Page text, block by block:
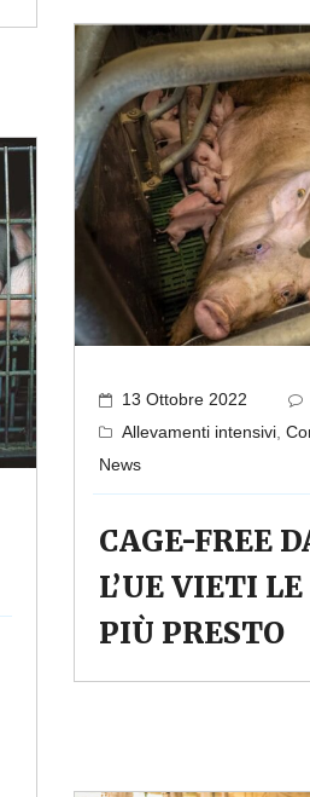
13 Ottobre 2022
Allevamenti intensivi
News
CAGE-FREE
L’UE VIETI
PIÙ PRESTO